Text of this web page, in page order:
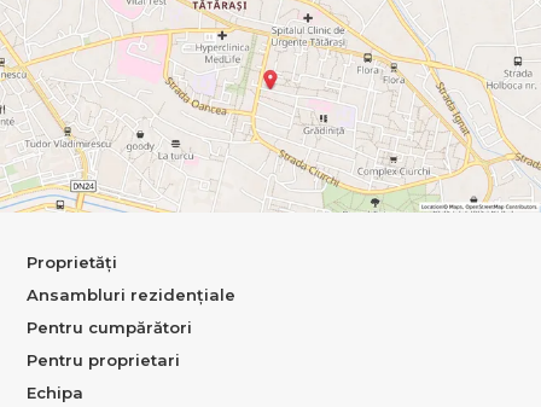
Proprietăți
Ansambluri rezidențiale
Pentru cumpărători
Pentru proprietari
Echipa